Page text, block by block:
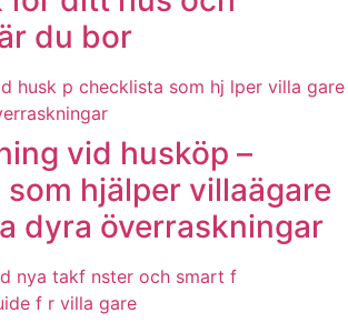
du bor
vid husköp –
hjälper villaägare
dyra överraskningar